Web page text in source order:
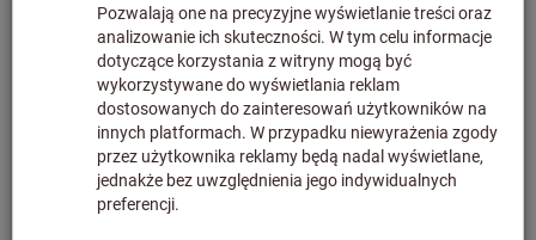
Dodaj do koszyka
1 377 sztuk w magazynie